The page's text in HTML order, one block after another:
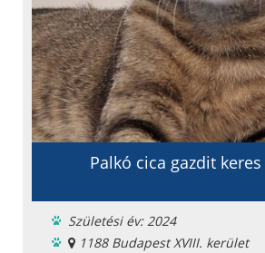
Palkó cica gazdit keres
Születési év: 2024
1188 Budapest XVIII. kerület